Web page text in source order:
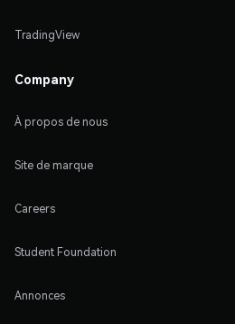
TradingView
Company
À propos de nous
Site de marque
Careers
Student Foundation
Annonces